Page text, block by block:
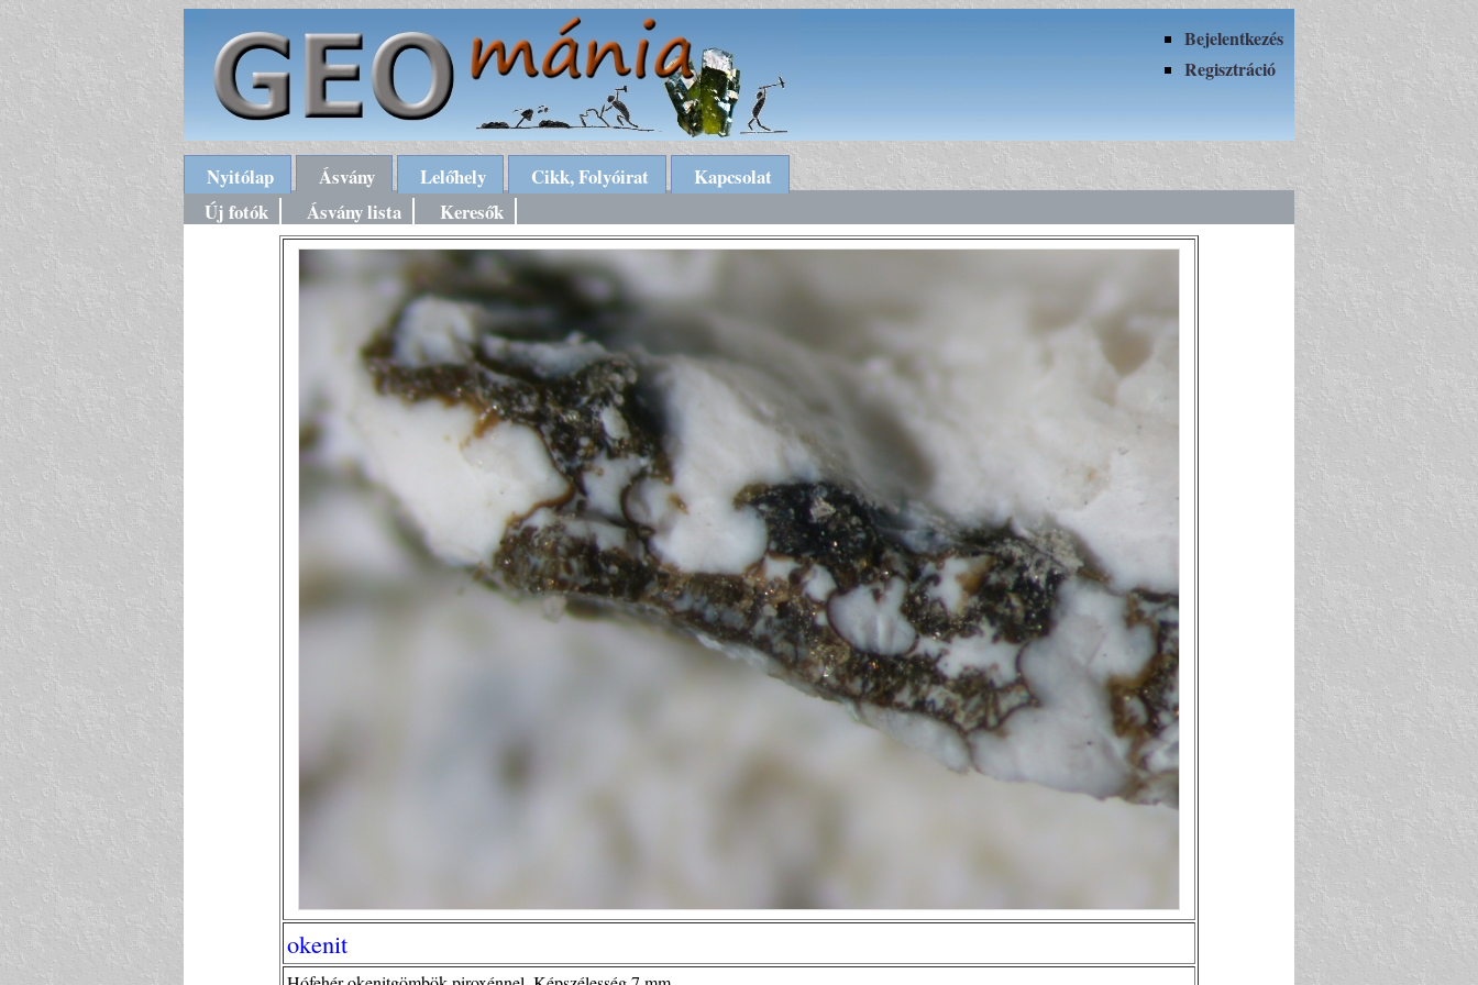
Bejelentkezés
Regisztráció
Nyitólap Ásvány Lelőhely Cikk, Folyóirat
Kapcsolat
Új fotók
Ásvány lista Keresők
okenit